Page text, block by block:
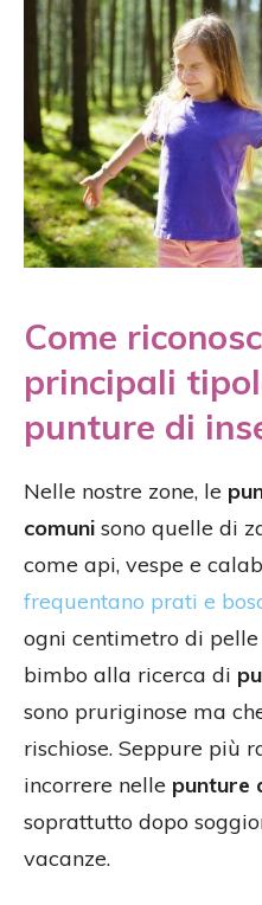
Come
principali
punture di
Nelle nostre zone, le
comuni sono quelle di
come api, vespe e
frequentano prati e
ogni centimetro di
bimbo alla ricerca di
sono pruriginose ma
rischiose. Seppure più
incorrere nelle punture
soprattutto dopo
vacanze.